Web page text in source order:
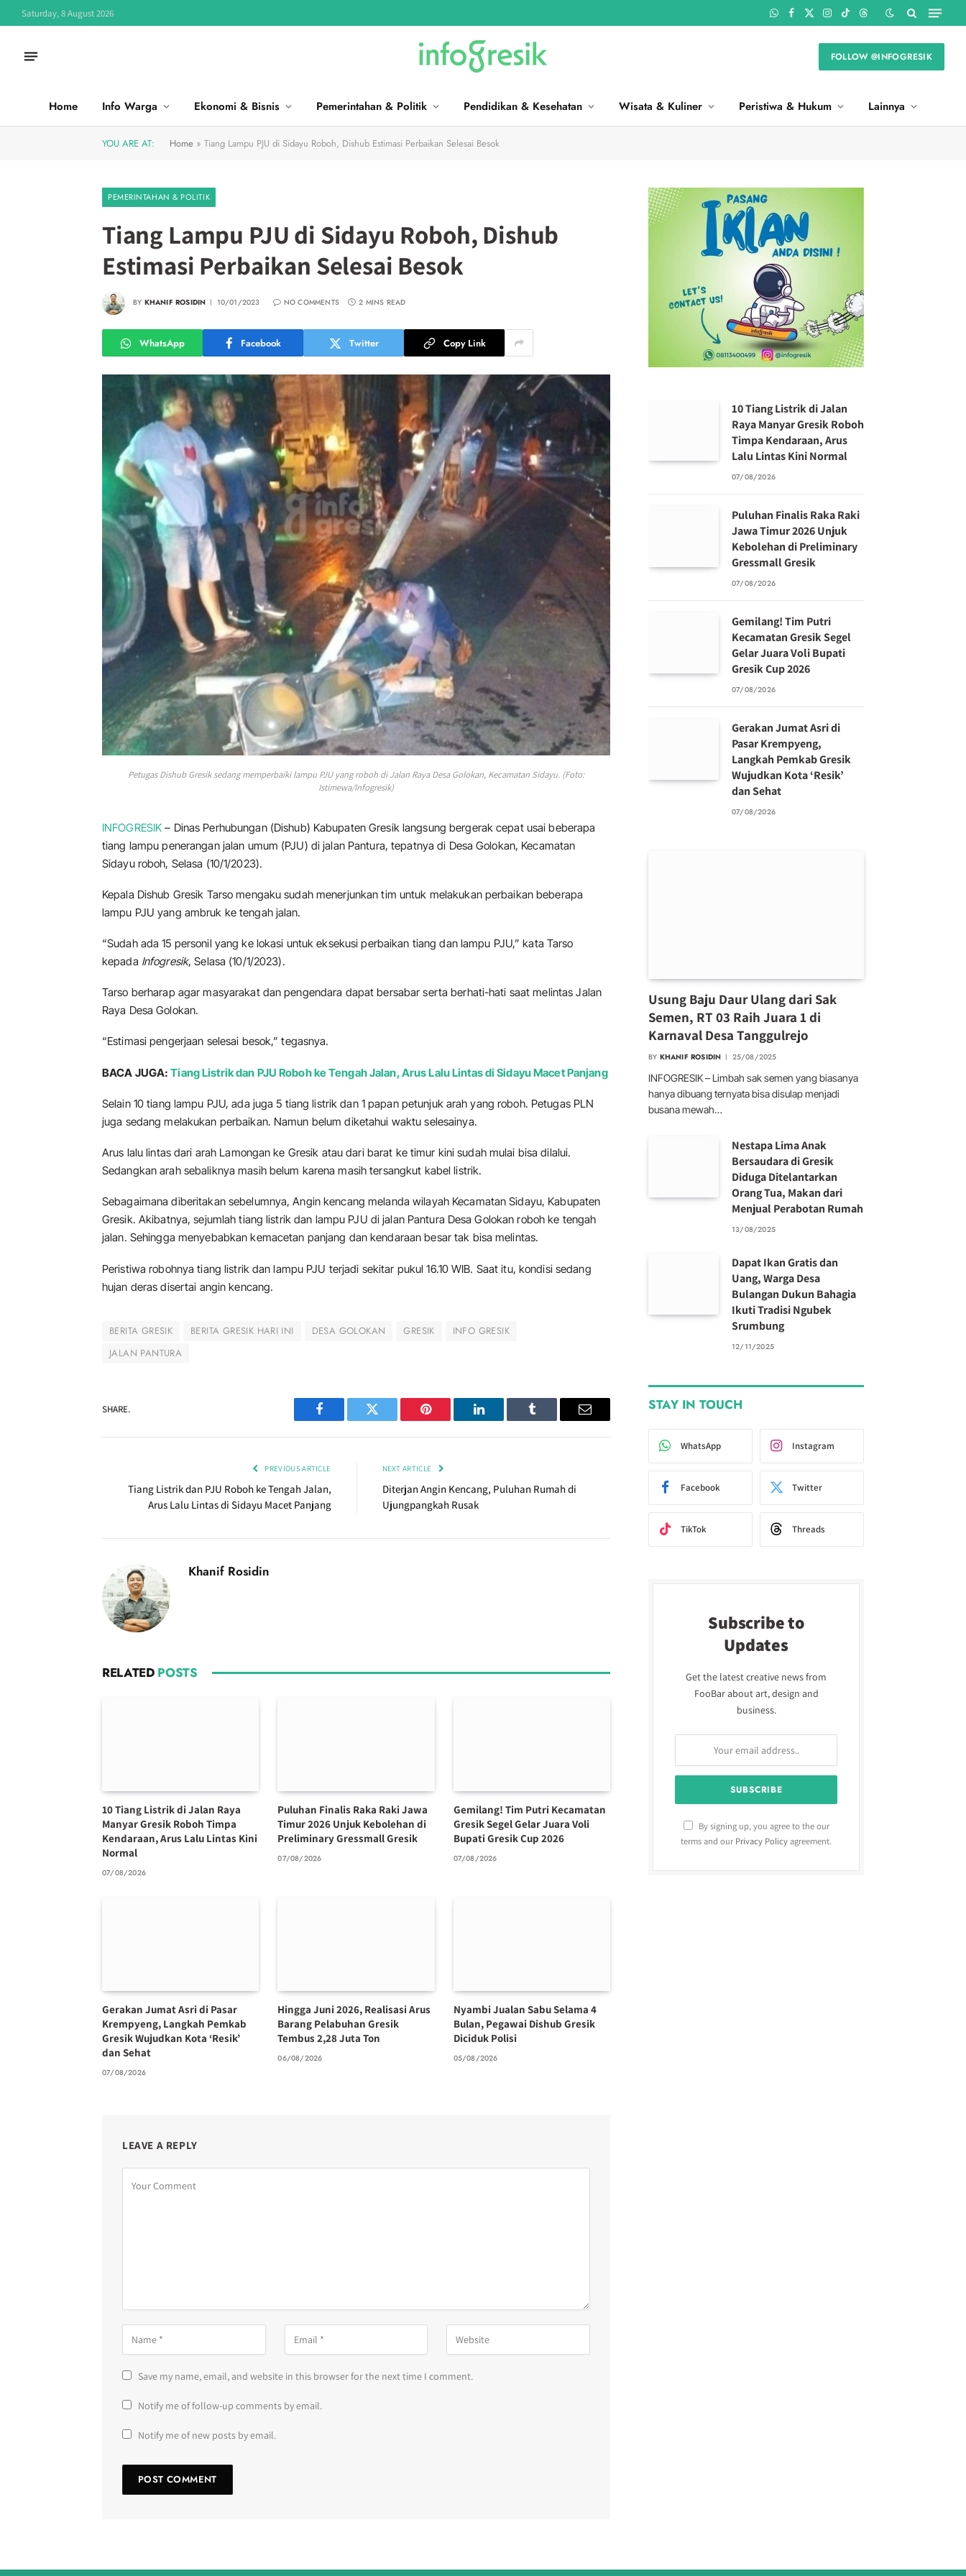
Saturday, 8 August 2026 WhatsApp
Facebook
X
Instagram
TikTokThreads
FOLLOW @INFOGRESIK
Home Info Warga Ekonomi & Bisnis Pemerintahan & Politik Pendidikan & Kesehatan Wisata & Kuliner Peristiwa & Hukum Lainnya
YOU ARE AT: Home » Tiang Lampu PJU di Sidayu Roboh, Dishub Estimasi Perbaikan Selesai Besok
PEMERINTAHAN & POLITIK
Tiang Lampu PJU di Sidayu Roboh, Dishub
Estimasi Perbaikan Selesai Besok
BY KHANIF ROSIDIN 10/01/2023 NO COMMENTS 2 MINS READ
WhatsApp Facebook Twitter Copy Link
Petugas Dishub Gresik sedang memperbaiki lampu PJU yang roboh di Jalan Raya Desa Golokan, Kecamatan Sidayu. (Foto:
Istimewa/Infogresik)
INFOGRESIK – Dinas Perhubungan (Dishub) Kabupaten Gresik langsung bergerak cepat usai beberapa
tiang lampu penerangan jalan umum (PJU) di jalan Pantura, tepatnya di Desa Golokan, Kecamatan
Sidayu roboh, Selasa (10/1/2023).
Kepala Dishub Gresik Tarso mengaku sudah menerjunkan tim untuk melakukan perbaikan beberapa
lampu PJU yang ambruk ke tengah jalan.
“Sudah ada 15 personil yang ke lokasi untuk eksekusi perbaikan tiang dan lampu PJU,” kata Tarso
kepada Infogresik, Selasa (10/1/2023).
Tarso berharap agar masyarakat dan pengendara dapat bersabar serta berhati-hati saat melintas Jalan
Raya Desa Golokan.
“Estimasi pengerjaan selesai besok,” tegasnya.
BACA JUGA:Tiang Listrik dan PJU Roboh ke Tengah Jalan, Arus Lalu Lintas di Sidayu Macet Panjang
Selain 10 tiang lampu PJU, ada juga 5 tiang listrik dan 1 papan petunjuk arah yang roboh. Petugas PLN
juga sedang melakukan perbaikan. Namun belum diketahui waktu selesainya.
Arus lalu lintas dari arah Lamongan ke Gresik atau dari barat ke timur kini sudah mulai bisa dilalui.
Sedangkan arah sebaliknya masih belum karena masih tersangkut kabel listrik.
Sebagaimana diberitakan sebelumnya, Angin kencang melanda wilayah Kecamatan Sidayu, Kabupaten
Gresik. Akibatnya, sejumlah tiang listrik dan lampu PJU di jalan Pantura Desa Golokan roboh ke tengah
jalan. Sehingga menyebabkan kemacetan panjang dan kendaraan besar tak bisa melintas.
Peristiwa robohnya tiang listrik dan lampu PJU terjadi sekitar pukul 16.10 WIB. Saat itu, kondisi sedang
hujan deras disertai angin kencang.
BERITA GRESIK BERITA GRESIK HARI INI DESA GOLOKAN GRESIK
INFO GRESIK
JALAN PANTURA
SHARE.
Facebook Twitter Pinterest LinkedIn Tumblr Email
PREVIOUS ARTICLE
Tiang Listrik dan PJU Roboh ke Tengah Jalan,
Arus Lalu Lintas di Sidayu Macet Panjang
NEXT ARTICLE
Diterjan Angin Kencang, Puluhan Rumah di
Ujungpangkah Rusak
Khanif Rosidin
RELATED POSTS
10 Tiang Listrik di Jalan Raya
Manyar Gresik Roboh Timpa
Kendaraan, Arus Lalu Lintas Kini
Normal
07/08/2026
Puluhan Finalis Raka Raki Jawa
Timur 2026 Unjuk Kebolehan di
Preliminary Gressmall Gresik
07/08/2026
Gemilang! Tim Putri Kecamatan
Gresik Segel Gelar Juara Voli
Bupati Gresik Cup 2026
07/08/2026
Gerakan Jumat Asri di Pasar
Krempyeng, Langkah Pemkab
Gresik Wujudkan Kota ‘Resik’
dan Sehat
07/08/2026
Hingga Juni 2026, Realisasi Arus
Barang Pelabuhan Gresik
Tembus 2,28 Juta Ton
06/08/2026
Nyambi Jualan Sabu Selama 4
Bulan, Pegawai Dishub Gresik
Diciduk Polisi
05/08/2026
LEAVE A REPLY
Save my name, email, and website in this browser for the next time I comment.
Notify me of follow-up comments by email.
Notify me of new posts by email.
10 Tiang Listrik di Jalan
Raya Manyar Gresik Roboh
Timpa Kendaraan, Arus
Lalu Lintas Kini Normal
07/08/2026
Puluhan Finalis Raka Raki
Jawa Timur 2026 Unjuk
Kebolehan di Preliminary
Gressmall Gresik
07/08/2026
Gemilang! Tim Putri
Kecamatan Gresik Segel
Gelar Juara Voli Bupati
Gresik Cup 2026
07/08/2026
Gerakan Jumat Asri di
Pasar Krempyeng,
Langkah Pemkab Gresik
Wujudkan Kota ‘Resik’
dan Sehat
07/08/2026
Usung Baju Daur Ulang dari Sak
Semen, RT 03 Raih Juara 1 di
Karnaval Desa Tanggulrejo
BY KHANIF ROSIDIN 25/08/2025
INFOGRESIK – Limbah sak semen yang biasanya
hanya dibuang ternyata bisa disulap menjadi
busana mewah…
Nestapa Lima Anak
Bersaudara di Gresik
Diduga Ditelantarkan
Orang Tua, Makan dari
Menjual Perabotan Rumah
13/08/2025
Dapat Ikan Gratis dan
Uang, Warga Desa
Bulangan Dukun Bahagia
Ikuti Tradisi Ngubek
Srumbung
12/11/2025
STAY IN TOUCH
WhatsApp Instagram
Facebook Twitter
TikTok Threads
Subscribe to
Updates
Get the latest creative news from
FooBar about art, design and
business.
By signing up, you agree to the our
terms and our Privacy Policyagreement.